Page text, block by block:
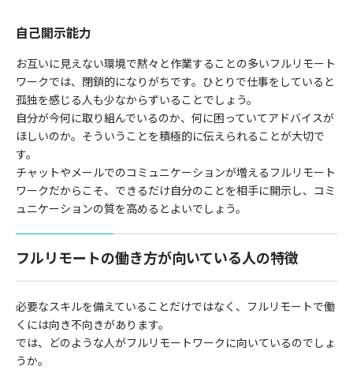
自己開示能力
お互いに見えない環境で黙々と作業することの多いフルリモート
ワークでは、閉鎖的になりがちです。ひとりで仕事をしていると
孤独を感じる人も少なからずいることでしょう。
自分が今何に取り組んでいるのか、何に困っていてアドバイスが
ほしいのか。そういうことを積極的に伝えられることが大切で
す。
チャットやメールでのコミュニケーションが増えるフルリモート
ワークだからこそ、できるだけ自分のことを相手に開示し、コミ
ュニケーションの質を高めるとよいでしょう。
フルリモートの働き方が向いている人の特徴
必要なスキルを備えていることだけではなく、フルリモートで働
くには向き不向きがあります。
では、どのような人がフルリモートワークに向いているのでしょ
うか。